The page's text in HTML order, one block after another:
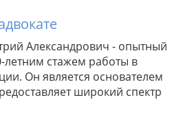
Александрович - опытный
летним стажем работы в
Он является основателем
широкий спектр